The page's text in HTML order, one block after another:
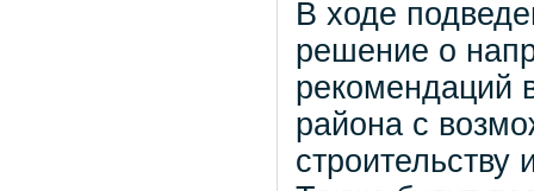
В ходе
решение о
рекомендаций
района с
строительству